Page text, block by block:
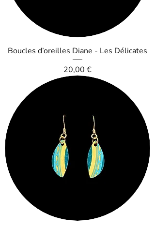
Boucles d’oreilles Diane - Les Délicates
Prix
20,00 €